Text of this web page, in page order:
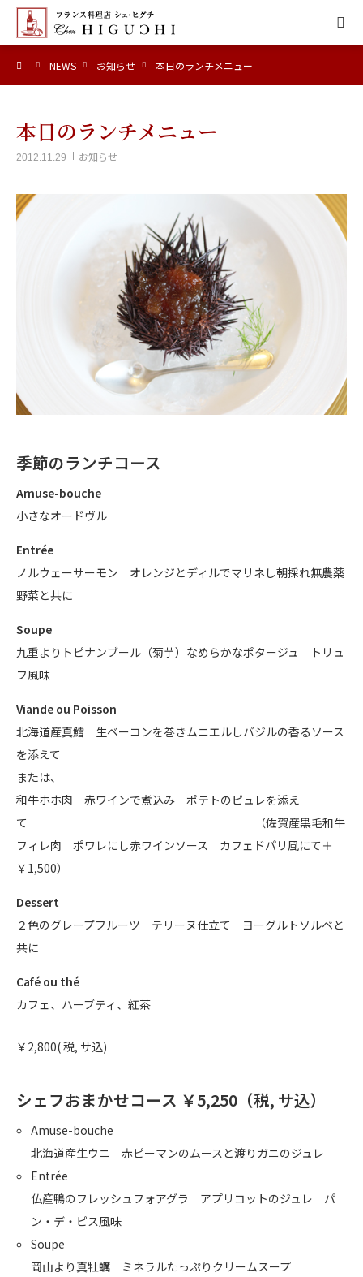
NEWS お知らせ 本日のランチメニュー
本日のランチメニュー
2012.11.29 お知らせ
季節のランチコース
Amuse-bouche
小さなオードヴル
Entrée
ノルウェーサーモン オレンジとディルでマリネし朝採れ無農薬
野菜と共に
Soupe
九重よりトピナンブール（菊芋）なめらかなポタージュ トリュ
フ風味
Viande ou Poisson
北海道産真鱈 生ベーコンを巻きムニエルしバジルの香るソース
を添えて
または、
和牛ホホ肉 赤ワインで煮込み ポテトのピュレを添え
て （佐賀産黒毛和牛
フィレ肉 ポワレにし赤ワインソース カフェドパリ風にて＋
￥1,500）
Dessert
２色のグレープフルーツ テリーヌ仕立て ヨーグルトソルベと
共に
Café ou thé
カフェ、ハーブティ、紅茶
￥2,800( 税, サ込)
シェフおまかせコース ￥5,250（税, サ込）
Amuse-bouche
北海道産生ウニ 赤ピーマンのムースと渡りガニのジュレ
Entrée
仏産鴨のフレッシュフォアグラ アプリコットのジュレ パ
ン・デ・ピス風味
Soupe
岡山より真牡蠣 ミネラルたっぷりクリームスープ
HOME
MENU
CALENDAR